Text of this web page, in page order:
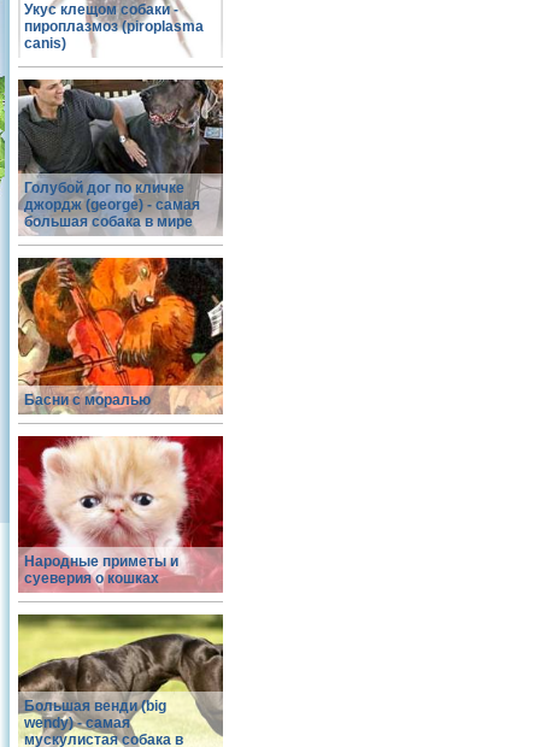
Укус клещом собаки -
пироплазмоз (piroplasma
canis)
Голубой дог по кличке
джордж (george) - самая
большая собака в мире
Басни с моралью
Народные приметы и
суеверия о кошках
Большая венди (big
wendy) - самая
мускулистая собака в